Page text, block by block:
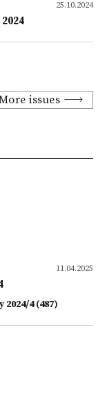
25.10.2024
issues
11.04.2025
4 (487)